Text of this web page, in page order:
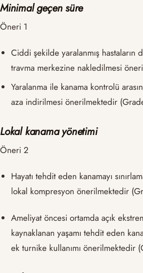
Minimal geçen süre
Öneri 1
Ciddi şekilde yaralanmış
travma merkezine nakledilmesi
Yaralanma ile kanama kontrolü
aza indirilmesi önerilmektedir
Lokal kanama yönetimi
Öneri 2
Hayatı tehdit eden kanamayı
lokal kompresyon önerilmektedir
Ameliyat öncesi ortamda açık
kaynaklanan yaşamı tehdit eden
ek turnike kullanımı önerilmektedir